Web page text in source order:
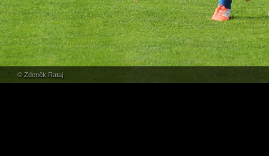
© Zdeněk Rataj